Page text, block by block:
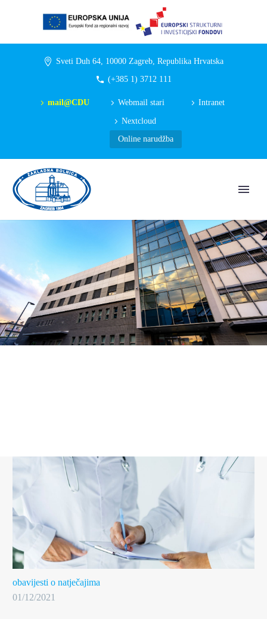
Sveti Duh 64, 10000 Zagreb, Republika Hrvatska
(+385 1) 3712 111
mail@CDU Webmail stari Intranet
Nextcloud
Online narudžba
obavijesti o natječajima
01/12/2021